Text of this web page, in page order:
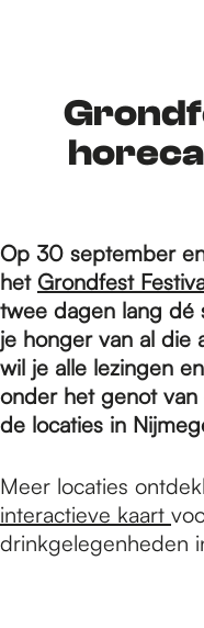
Op 30 september
het Grondfest
twee dagen lang dé
je honger van al die
wil je alle lezingen
onder het genot
de locaties in
Meer locaties
interactieve kaart
drinkgelegenheden